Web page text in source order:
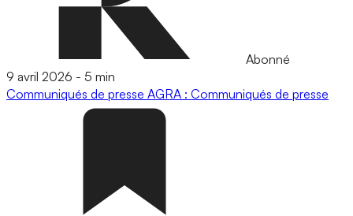
Abonné
9 avril 2026 - 5 min
Communiqués de presse AGRA : Communiqués de presse